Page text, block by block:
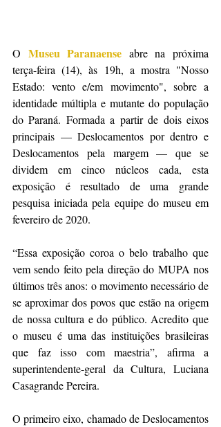
O Museu Paranaense abre na próxima
terça-feira (14), às 19h, a mostra "Nosso
Estado: vento e/em movimento", sobre a
identidade múltipla e mutante do população
do Paraná. Formada a partir de dois eixos
principais — Deslocamentos por dentro e
Deslocamentos pela margem — que se
dividem em cinco núcleos cada, esta
exposição é resultado de uma grande
pesquisa iniciada pela equipe do museu em
fevereiro de 2020.
“Essa exposição coroa o belo trabalho que
vem sendo feito pela direção do MUPA nos
últimos três anos: o movimento necessário de
se aproximar dos povos que estão na origem
de nossa cultura e do público. Acredito que
o museu é uma das instituições brasileiras
que faz isso com maestria”, afirma a
superintendente-geral da Cultura, Luciana
Casagrande Pereira.
O primeiro eixo, chamado de Deslocamentos